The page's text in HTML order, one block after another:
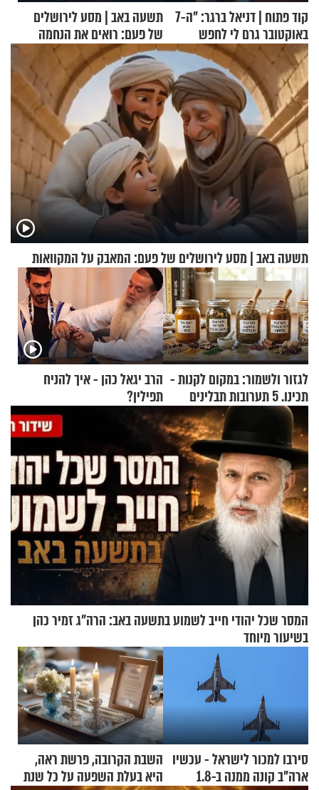
קוד פתוח | דניאל ברגר: "ה-7
באוקטובר גרם לי לחפש
תשובות"
תשעה באב | מסע לירושלים
של פעם: רואים את הנחמה
תשעה באב | מסע לירושלים של פעם: המאבק על המקוואות
לגזור ולשמור: במקום לקנות -
תכינו. 5 תערובות תבלינים
שמתאימות להכל
הרב יגאל כהן - איך להניח
תפילין?
המסר שכל יהודי חייב לשמוע בתשעה באב: הרה"ג זמיר כהן
בשיעור מיוחד
סירבו למכור לישראל - עכשיו
ארה"ב קונה ממנה ב-1.8
השבת הקרובה, פרשת ראה,
היא בעלת השפעה על כל שנת